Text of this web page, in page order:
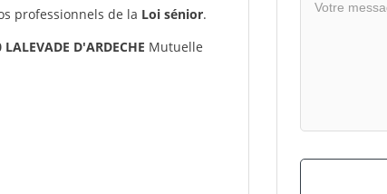
professionnels de la Loi sénior.
D'ARDECHE Mutuelle